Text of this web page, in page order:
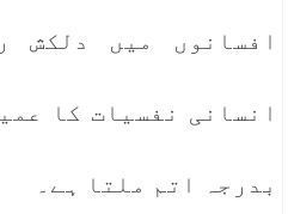
افسانوں میں دلکش
انسانی نفسیات کا
بدرجہ اتم ملتا ہے۔